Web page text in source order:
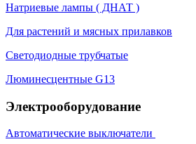
Натриевые лампы ( ДНАТ )
Для растений и мясных прилавков
Светодиодные трубчатые
Люминесцентные G13
Электрооборудование
Автоматические выключатели